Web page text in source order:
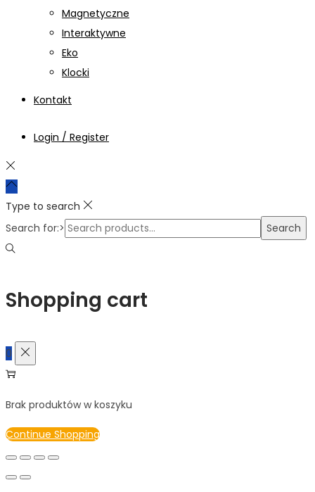
Magnetyczne
Interaktywne
Eko
Klocki
Kontakt
Login / Register
Type to search
Search for:>
Search
Shopping cart
0
Brak produktów w koszyku
Continue Shopping